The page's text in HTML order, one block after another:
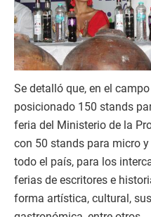
Se detalló que, en el
posicionado 150 stands
feria del Ministerio de la
con 50 stands para micro
todo el país, para los
ferias de escritores e
forma artística, cultural,